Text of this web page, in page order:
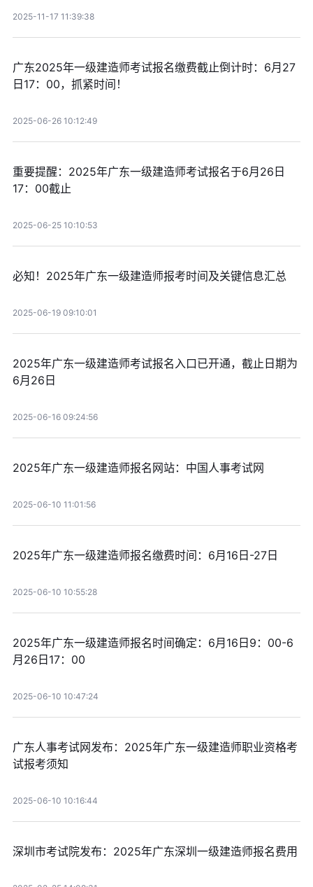
2025-11-17 11:39:38
广东2025年一级建造师考试报名缴费截止倒计时：6月27
日17：00，抓紧时间！
2025-06-26 10:12:49
重要提醒：2025年广东一级建造师考试报名于6月26日
17：00截止
2025-06-25 10:10:53
必知！2025年广东一级建造师报考时间及关键信息汇总
2025-06-19 09:10:01
2025年广东一级建造师考试报名入口已开通，截止日期为
6月26日
2025-06-16 09:24:56
2025年广东一级建造师报名网站：中国人事考试网
2025-06-10 11:01:56
2025年广东一级建造师报名缴费时间：6月16日-27日
2025-06-10 10:55:28
2025年广东一级建造师报名时间确定：6月16日9：00-6
月26日17：00
2025-06-10 10:47:24
广东人事考试网发布：2025年广东一级建造师职业资格考
试报考须知
2025-06-10 10:16:44
深圳市考试院发布：2025年广东深圳一级建造师报名费用